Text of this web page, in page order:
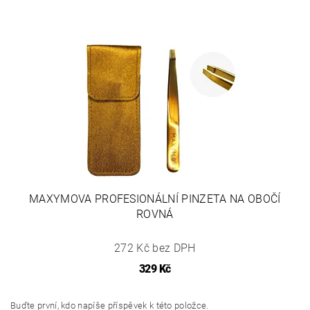
MAXYMOVA PROFESIONÁLNÍ PINZETA NA OBOČÍ
ROVNÁ
272 Kč bez DPH
329 Kč
Buďte první, kdo napíše příspěvek k této položce.